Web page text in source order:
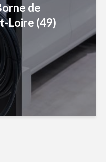
de
Loire (49)